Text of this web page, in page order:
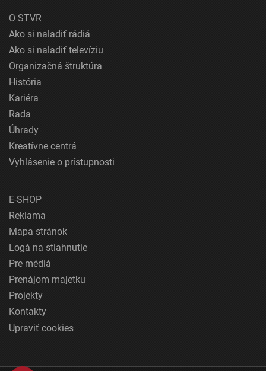
O STVR
Ako si naladiť rádiá
Ako si naladiť televíziu
Organizačná štruktúra
História
Kariéra
Rada
Úhrady
Kreatívne centrá
Vyhlásenie o prístupnosti
E-SHOP
Reklama
Mapa stránok
Logá na stiahnutie
Pre médiá
Prenájom majetku
Projekty
Kontakty
Upraviť cookies